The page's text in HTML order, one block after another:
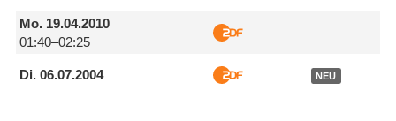
Mo.19.04.2010
01:40–02:25
Di.06.07.2004 NEU